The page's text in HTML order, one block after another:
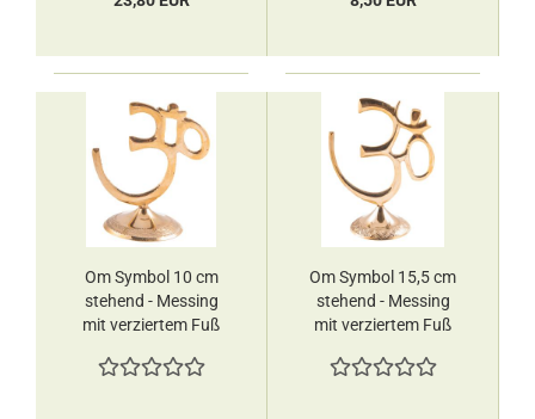
Om Symbol 10 cm
stehend - Messing
mit verziertem Fuß
Om Symbol 15,5 cm
stehend - Messing
mit verziertem Fuß